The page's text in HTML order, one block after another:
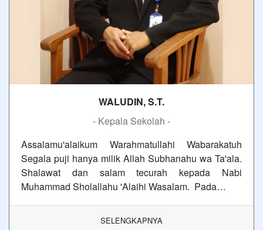
WALUDIN, S.T.
- Kepala Sekolah -
Assalamu'alaikum Warahmatullahi Wabarakatuh
Segala puji hanya milik Allah Subhanahu wa Ta'ala.
Shalawat dan salam tecurah kepada Nabi
Muhammad Sholallahu 'Alaihi Wasalam. Pada…
SELENGKAPNYA